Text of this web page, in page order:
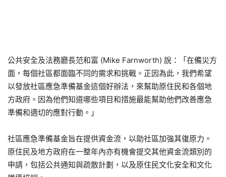
公共安全及法務廳長范和富 (Mike Farnworth) 說：「在備災方
面，每個社區都面臨不同的需求和挑戰。正因為此，我們希望
以發放社區應急準備基金這個好辦法，來幫助原住民和各個地
方政府。因為他們知道哪些項目和措施最能幫助他們改善應急
準備和適切的應對行動。」
社區應急準備基金旨在提供資金流，以助社區加強其復原力。
原住民及地方政府在一整年內亦有機會提交其他資金流類別的
申請，包括公共通知與疏散計劃，以及原住民文化安全和文化